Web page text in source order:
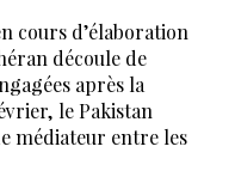
cours d’élaboration
découle de
après la
le Pakistan
médiateur entre les